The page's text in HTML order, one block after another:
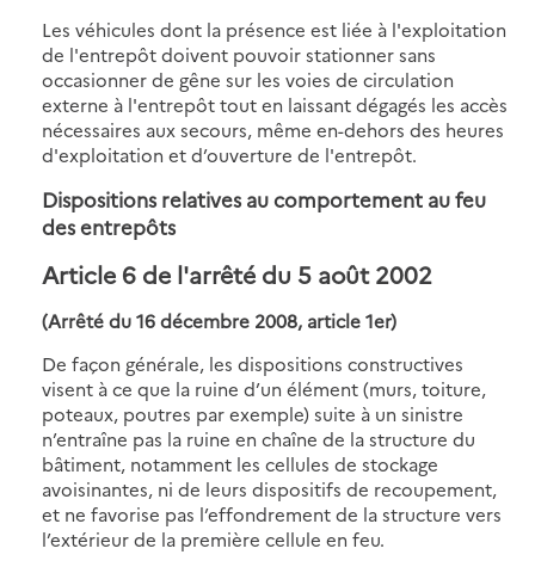
Les véhicules dont la présence est liée à l'exploitation
de l'entrepôt doivent pouvoir stationner sans
occasionner de gêne sur les voies de circulation
externe à l'entrepôt tout en laissant dégagés les accès
nécessaires aux secours, même en-dehors des heures
d'exploitation et d’ouverture de l'entrepôt.
Dispositions relatives au comportement au feu
des entrepôts
Article 6 de l'arrêté du 5 août 2002
(Arrêté du 16 décembre 2008, article 1er)
De façon générale, les dispositions constructives
visent à ce que la ruine d’un élément (murs, toiture,
poteaux, poutres par exemple) suite à un sinistre
n’entraîne pas la ruine en chaîne de la structure du
bâtiment, notamment les cellules de stockage
avoisinantes, ni de leurs dispositifs de recoupement,
et ne favorise pas l’effondrement de la structure vers
l’extérieur de la première cellule en feu.